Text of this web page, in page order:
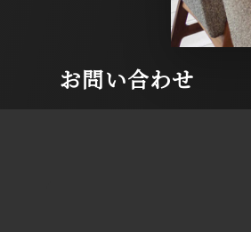
お問い合わせ